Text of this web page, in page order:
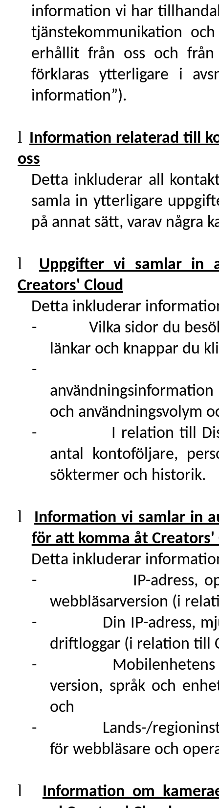
information vi har
tjänstekommunikation
erhållit från oss och från
förklaras ytterligare i
information”).
l Information relaterad till
oss
Detta inkluderar all
samla in ytterligare
på annat sätt, varav några
l
Uppgifter vi samlar in
Creators' Cloud
Detta inkluderar
-
Vilka sidor du
länkar och knappar du
-
och användningsvolym
-
I relation till
antal kontoföljare,
söktermer och historik.
l
Information vi samlar in
för att komma åt
Detta inkluderar
-
IP-adress,
webbläsarversion (i
-
Din IP-adress,
driftloggar (i relation till
-
version, språk och
och
-
Lands-/
för webbläsare och
l
Information om